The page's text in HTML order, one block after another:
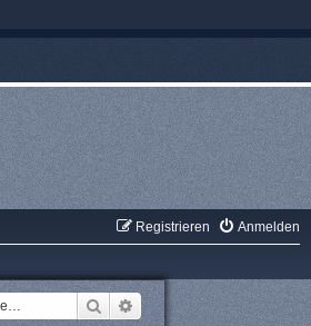
Anmelden
Registrieren
Suche
Erweiterte Suche